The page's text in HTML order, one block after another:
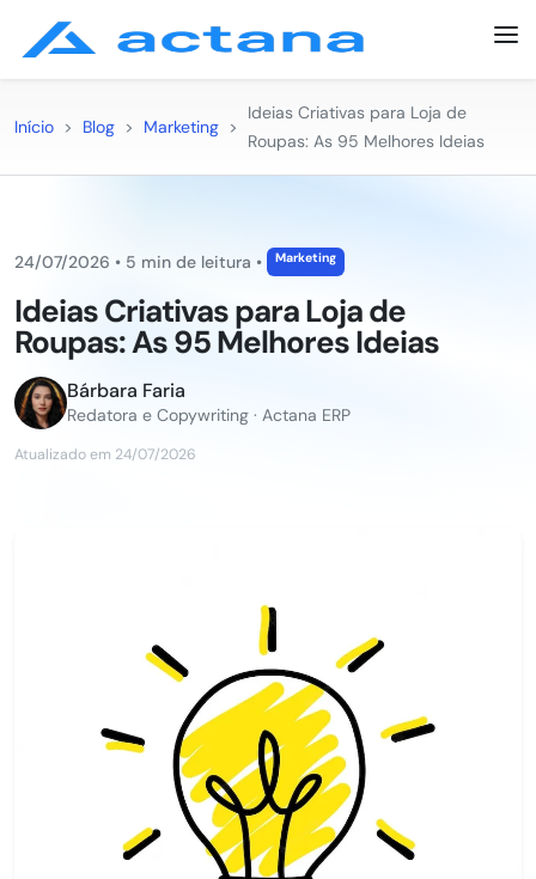
Início > Blog > Marketing >
Ideias Criativas para Loja de
Roupas: As 95 Melhores Ideias
24/07/2026 • 5 min de leitura • Marketing
Ideias Criativas para Loja de
Roupas: As 95 Melhores Ideias
Bárbara Faria
Redatora e Copywriting · Actana ERP
Atualizado em 24/07/2026